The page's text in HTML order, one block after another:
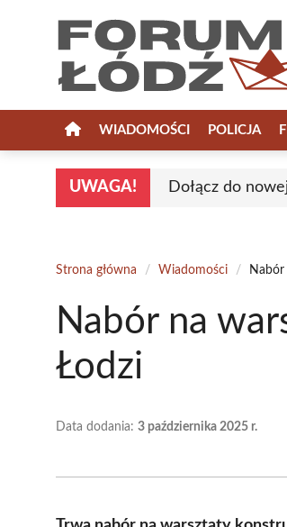
WIADOMOŚCI POLICJA
UWAGA! Dołącz do
Strona główna / Wiadomości /
Nabór na
Łodzi
Data dodania: 3 października 2025 r.